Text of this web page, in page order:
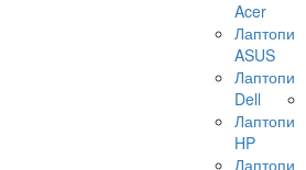
Acer
Лаптопи
ASUS
Лаптопи
Dell
Лаптопи
HP
Лаптопи